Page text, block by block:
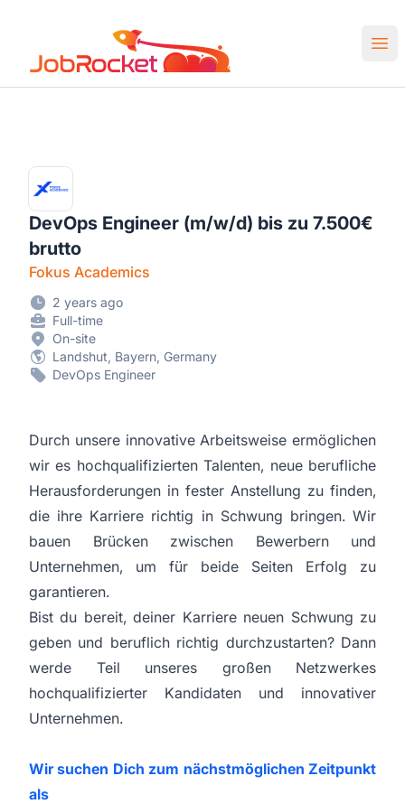
Job Rocket | Web3 & Crypto Jobs
DevOps Engineer (m/w/d) bis zu 7.500€
brutto
Fokus Academics
2 years ago
Full-time
On-site
Landshut, Bayern, Germany
DevOps Engineer
Durch unsere innovative Arbeitsweise ermöglichen
wir es hochqualifizierten Talenten, neue berufliche
Herausforderungen in fester Anstellung zu finden,
die ihre Karriere richtig in Schwung bringen. Wir
bauen Brücken zwischen Bewerbern und
Unternehmen, um für beide Seiten Erfolg zu
garantieren.
Bist du bereit, deiner Karriere neuen Schwung zu
geben und beruflich richtig durchzustarten? Dann
werde Teil unseres großen Netzwerkes
hochqualifizierter Kandidaten und innovativer
Unternehmen.
Wir suchen Dich zum nächstmöglichen Zeitpunkt
als